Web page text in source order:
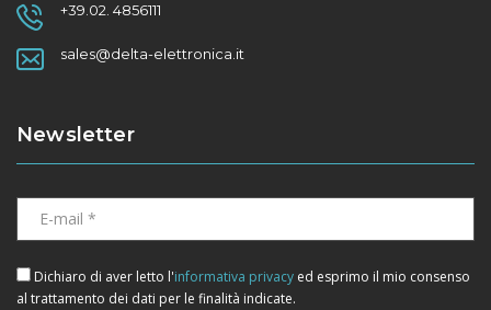
+39.02. 4856111
sales@delta-elettronica.it
Newsletter
Dichiaro di aver letto l'informativa privacy ed esprimo il mio consenso
al trattamento dei dati per le finalità indicate.